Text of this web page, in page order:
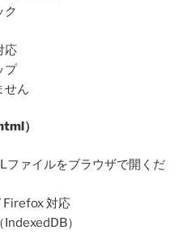
ク
応
クアップ
せん
）
ファイルをブラウザで開くだ
Firefox 対応
）